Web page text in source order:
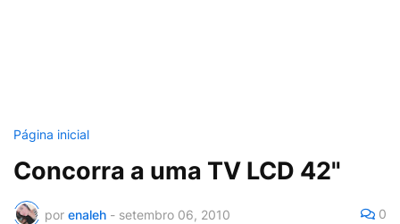
Página inicial
Concorra a uma TV LCD 42"
por enaleh - setembro 06, 2010 0